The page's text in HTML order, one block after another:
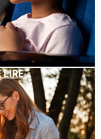
LIRE